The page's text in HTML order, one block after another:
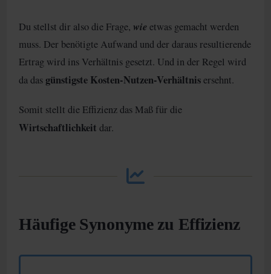
Du stellst dir also die Frage, wieetwas gemacht werden
muss. Der benötigte Aufwand und der daraus resultierende
Ertrag wird ins Verhältnis gesetzt. Und in der Regel wird
da das günstigste Kosten-Nutzen-Verhältnisersehnt.
Somit stellt die Effizienz das Maß für die
Wirtschaftlichkeit dar.
Häufige Synonyme zu Effizienz